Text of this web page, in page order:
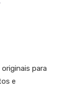
para
e